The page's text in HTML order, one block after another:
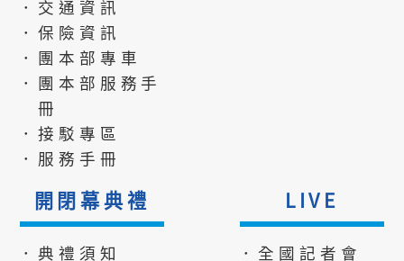
．交通資訊
．保險資訊
．團本部專車
．團本部服務手
冊
．接駁專區
．服務手冊
開閉幕典禮
．典禮須知
LIVE
．全國記者會